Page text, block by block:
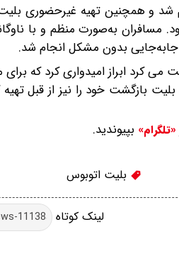
شد و همچنین تهیه غیرحضوری
بود. مسافران به‌صورت منظم و با
جابه‌جایی بدون مشکل انجام شد.
کرد ابراز امیدواری کرد که
بلیت بازگشت خود را نیز از قبل
«تلگرام» بپیوندید.
بلیت اتوبوس
لینک کوتاه